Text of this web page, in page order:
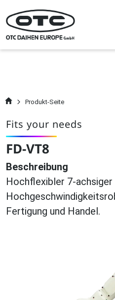
Produkt-Seite
Fits your needs
FD-VT8
Beschreibung
Hochflexibler 7-achsiger
Fertigung und Handel.